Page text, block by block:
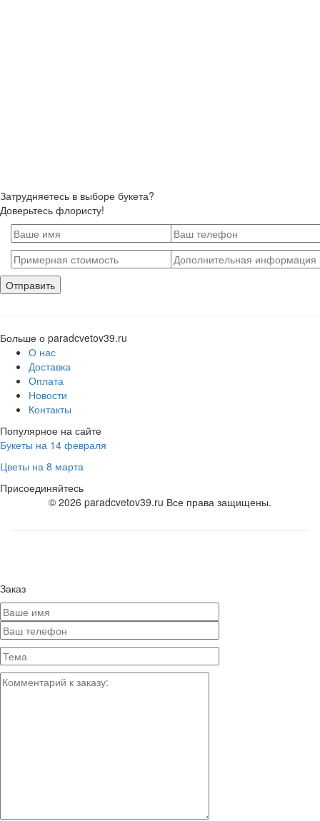
Затрудняетесь в выборе букета?
Доверьтесь флористу!
Больше о paradcvetov39.ru
О нас
Доставка
Оплата
Новости
Контакты
Популярное на сайте
Букеты на 14 февраля
Цветы на 8 марта
Присоединяйтесь
© 2026 paradcvetov39.ru Все права защищены.
Заказ